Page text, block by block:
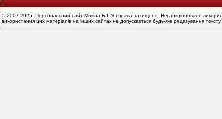
© 2007-2025. Персональний сайт Мокіна Б.І. Усі права захищено. Несанкціоноване
використання цих матеріалів на інших сайтах не допускається будь-яке редагування